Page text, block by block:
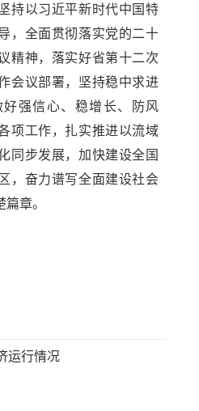
持以习近平新时代中国特
，全面贯彻落实党的二十
精神，落实好省第十二次
会议部署，坚持稳中求进
强信心、稳增长、防风
项工作，扎实推进以流域
同步发展，加快建设全国
，奋力谱写全面建设社会
章。
运行情况